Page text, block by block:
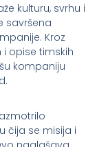
kulturu, svrhu i
savršena
Kroz
opise timskih
kompaniju
čija se misija i